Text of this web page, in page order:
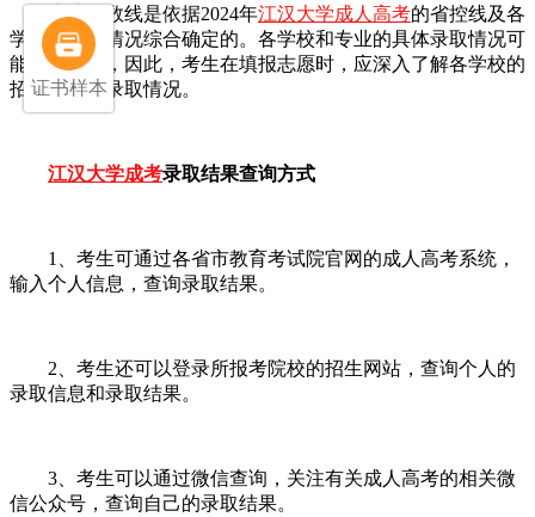
证书样本
这些分数线是依据2024年江汉大学成人高考的省控线及各
学校的具体情况综合确定的。各学校和专业的具体录取情况可
能有所差异，因此，考生在填报志愿时，应深入了解各学校的
招生政策和录取情况。
江汉大学成考录取结果查询方式
1、考生可通过各省市教育考试院官网的成人高考系统，
输入个人信息，查询录取结果。
2、考生还可以登录所报考院校的招生网站，查询个人的
录取信息和录取结果。
3、考生可以通过微信查询，关注有关成人高考的相关微
信公众号，查询自己的录取结果。